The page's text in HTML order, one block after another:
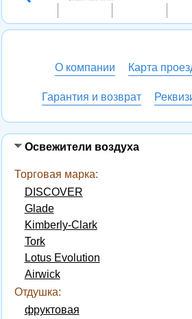
Освежители воздуха
Торговая марка:
DISCOVER
Glade
Kimberly-Clark
Tork
Lotus Evolution
Airwick
Отдушка:
фруктовая
О компании Карта
Гарантия и возврат